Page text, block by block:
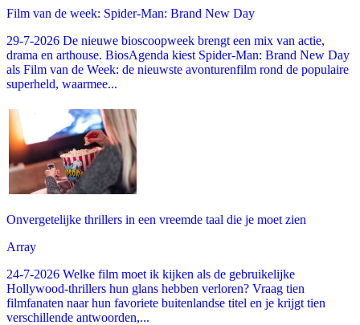
Film van de week: Spider-Man: Brand New Day
29-7-2026 De nieuwe bioscoopweek brengt een mix van actie,
drama en arthouse. BiosAgenda kiest Spider-Man: Brand New Day
als Film van de Week: de nieuwste avonturenfilm rond de populaire
superheld, waarmee...
Onvergetelijke thrillers in een vreemde taal die je moet zien
Array
24-7-2026 Welke film moet ik kijken als de gebruikelijke
Hollywood-thrillers hun glans hebben verloren? Vraag tien
filmfanaten naar hun favoriete buitenlandse titel en je krijgt tien
verschillende antwoorden,...